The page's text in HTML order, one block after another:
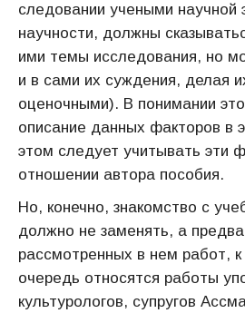
следовании учеными научной
научности, должны
ими темы исследования, но
и в сами их суждения, делая
оценочными). В понимании
описание данных факторов в
этом следует учитывать эти
отношении автора пособия.
Но, конечно, знакомство с
должно не заменять, а
рассмотренных в нем работ,
очередь относятся работы
культурологов, супругов